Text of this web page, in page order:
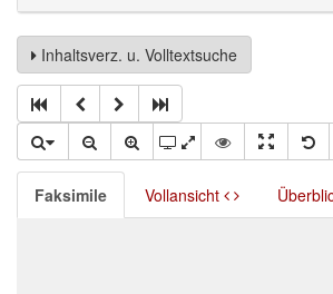
Inhaltsverz. u. Volltextsuche
Faksimile Vollansicht